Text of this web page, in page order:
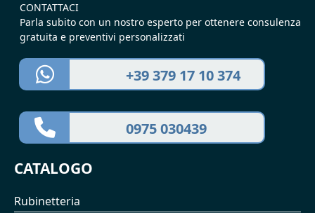
CONTATTACI
Parla subito con un nostro esperto per ottenere consulenza
gratuita e preventivi personalizzati
+39 379 17 10 374
0975 030439
CATALOGO
Rubinetteria